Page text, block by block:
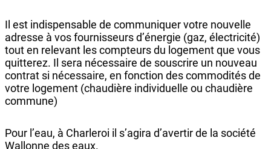
Il est indispensable de communiquer votre nouvelle
adresse à vos fournisseurs d’énergie (gaz, électricité)
tout en relevant les compteurs du logement que vous
quitterez. Il sera nécessaire de souscrire un nouveau
contrat si nécessaire, en fonction des commodités de
votre logement (chaudière individuelle ou chaudière
commune)
Pour l’eau, à Charleroi il s’agira d’avertir de la société
Wallonne des eaux.